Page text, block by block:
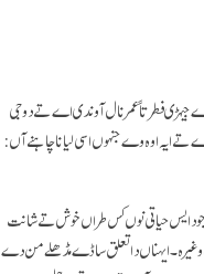
جیہڑی فطرتاً عمر نال آوندی اے تے دوجی
تے ایہ اوہ وے جنہوں اسی لیانا چاہنے آں:
ایس حیاتی نوں کس طراں خوش تے شانت
وغیرہ۔ ایہناں دا تعلق ساڈے مڈھلے من دے